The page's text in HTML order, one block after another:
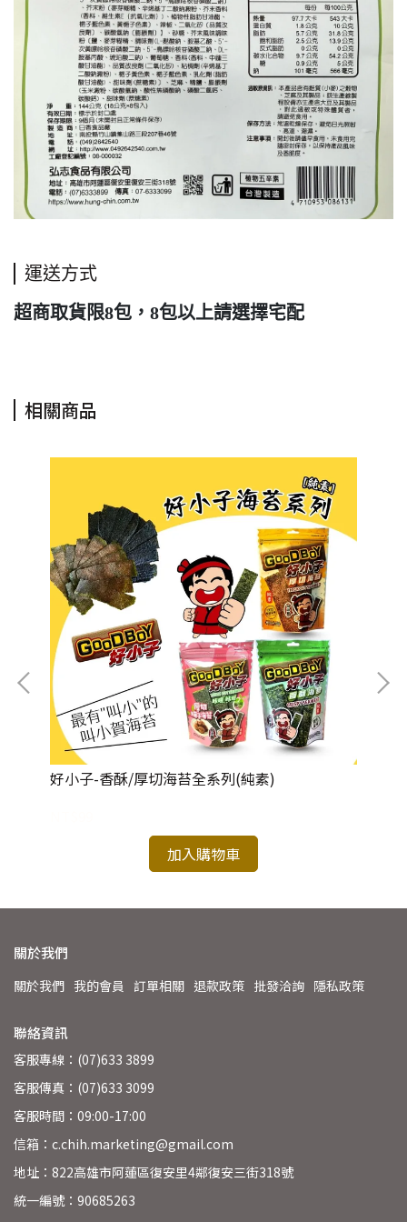
運送方式
超商取貨限8包，8包以上請選擇宅配
相關商品
好小子-香酥/厚切海苔全系列(純素)
加入購物車
關於我們
關於我們 我的會員 訂單相關 退款政策 批發洽詢 隱私政策
聯絡資訊
客服專線：(07)633 3899
客服傳真：(07)633 3099
客服時間：09:00-17:00
信箱：c.chih.marketing@gmail.com
地址：822高雄市阿蓮區復安里4鄰復安三街318號
統一編號：90685263